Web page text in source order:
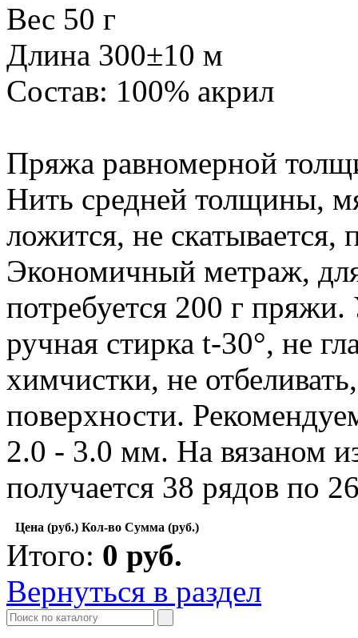
Вес 50 г
Длина 300±10 м
Состав: 100% акрил
Пряжа равномерной
Нить средней толщины,
ложится, не
Экономичный метраж,
потребуется 200 г
ручная стирка t-30°, не
химчистки, не
поверхности.
2.0 - 3.0 мм. На вязаном
получается 38 рядов по
Цена (руб.) Кол-во Сумма (руб.)
Итого: 0 руб.
Вернуться в раздел